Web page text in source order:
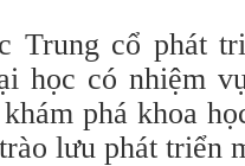
Trung cổ phát
học có nhiệm
phá khoa
lưu phát triển